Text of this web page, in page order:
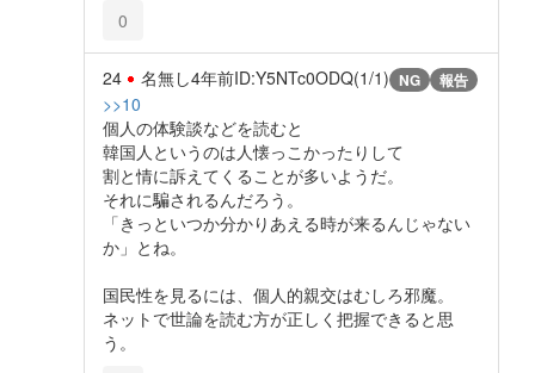
0
24 名無し4年前ID:Y5NTc0ODQ(1/1) NG 報告
>>10
個人の体験談などを読むと
韓国人というのは人懐っこかったりして
割と情に訴えてくることが多いようだ。
それに騙されるんだろう。
「きっといつか分かりあえる時が来るんじゃない
か」とね。
国民性を見るには、個人的親交はむしろ邪魔。
ネットで世論を読む方が正しく把握できると思
う。